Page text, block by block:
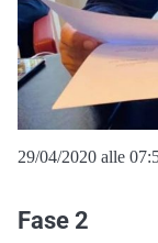
29/04/2020 alle
Fase 2